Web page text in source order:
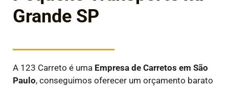
Grande SP
A 123 Carreto é uma Empresa de Carretos em São
Paulo, conseguimos oferecer um orçamento barato